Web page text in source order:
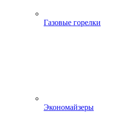
Газовые горелки
Экономайзеры